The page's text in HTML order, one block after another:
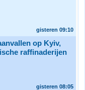
gisteren 09:10
op Kyiv,
raffinaderijen
gisteren 08:05